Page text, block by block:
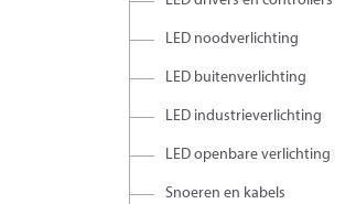
LED noodverlichting
LED buitenverlichting
LED industrieverlichting
LED openbare verlichting
Snoeren en kabels